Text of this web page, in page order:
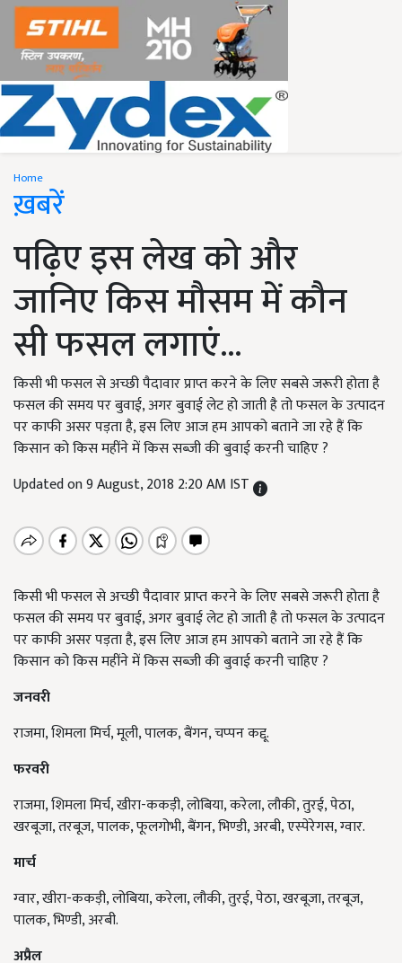
Home
ख़बरें
पढ़िए इस लेख को और
जानिए किस मौसम में कौन
सी फसल लगाएं...
किसी भी फसल से अच्छी पैदावार प्राप्त करने के लिए सबसे जरूरी होता है
फसल की समय पर बुवाई, अगर बुवाई लेट हो जाती है तो फसल के उत्पादन
पर काफी असर पड़ता है, इस लिए आज हम आपको बताने जा रहे हैं कि
किसान को किस महींने में किस सब्ज़ी की बुवाई करनी चाहिए ?
Updated on 9 August, 2018 2:20 AM IST
किसी भी फसल से अच्छी पैदावार प्राप्त करने के लिए सबसे जरूरी होता है
फसल की समय पर बुवाई, अगर बुवाई लेट हो जाती है तो फसल के उत्पादन
पर काफी असर पड़ता है, इस लिए आज हम आपको बताने जा रहे हैं कि
किसान को किस महींने में किस सब्ज़ी की बुवाई करनी चाहिए ?
जनवरी
राजमा, शिमला मिर्च, मूली, पालक, बैंगन, चप्‍पन कद्दू.
फरवरी
राजमा, शिमला मिर्च, खीरा-ककड़ी, लोबिया, करेला, लौकी, तुरई, पेठा,
खरबूजा, तरबूज, पालक, फूलगोभी, बैंगन, भिण्‍डी, अरबी, एस्‍पेरेगस, ग्‍वार.
मार्च
ग्‍वार, खीरा-ककड़ी, लोबिया, करेला, लौकी, तुरई, पेठा, खरबूजा, तरबूज,
पालक, भिण्‍डी, अरबी.
अप्रैल